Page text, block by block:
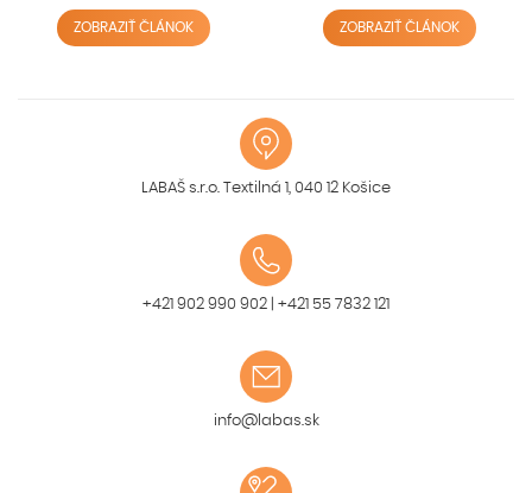
ZOBRAZIŤ ČLÁNOK ZOBRAZIŤ ČLÁNOK
LABAŠ s.r.o. Textilná 1, 040 12 Košice
+421 902 990 902 +421 55 7832 121
info@labas.sk